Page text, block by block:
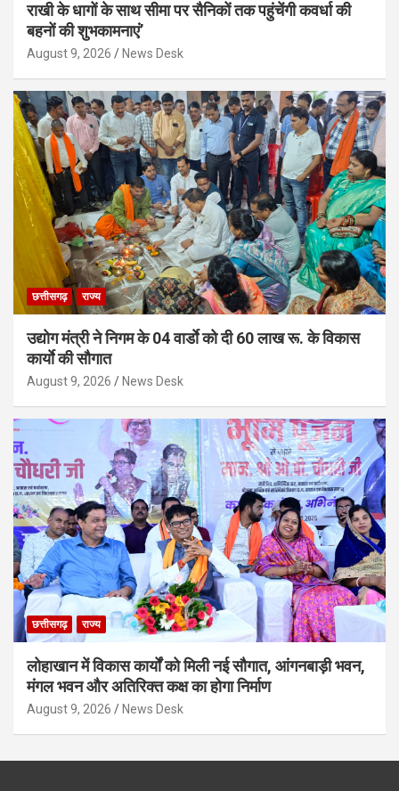
राखी के धागों के साथ सीमा पर सैनिकों तक पहुंचेंगी कवर्धा की
बहनों की शुभकामनाएं’
August 9, 2026 News Desk
छत्तीसगढ़ राज्य
उद्योग मंत्री ने निगम के 04 वार्डाे को दी 60 लाख रू. के विकास
कार्याे की सौगात
August 9, 2026 News Desk
छत्तीसगढ़ राज्य
लोहाखान में विकास कार्यों को मिली नई सौगात, आंगनबाड़ी भवन,
मंगल भवन और अतिरिक्त कक्ष का होगा निर्माण
August 9, 2026 News Desk